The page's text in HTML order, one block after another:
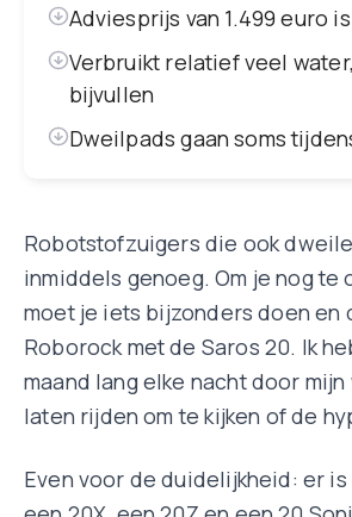
Adviesprijs van 1.499 euro
Verbruikt relatief veel
bijvullen
Dweilpads gaan soms
Robotstofzuigers die ook
inmiddels genoeg. Om je nog te
moet je iets bijzonders doen en
Roborock met de Saros 20. Ik
maand lang elke nacht door
laten rijden om te kijken of de
Even voor de duidelijkheid: er is